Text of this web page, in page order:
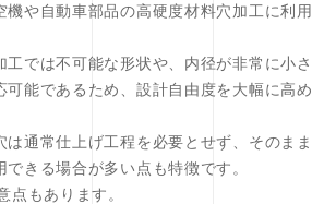
機や自動車部品の高硬度材料穴加工に利用
工では不可能な形状や、内径が非常に小さ
可能であるため、設計自由度を大幅に高め
は通常仕上げ工程を必要とせず、そのまま
きる場合が多い点も特徴です。
点もあります。